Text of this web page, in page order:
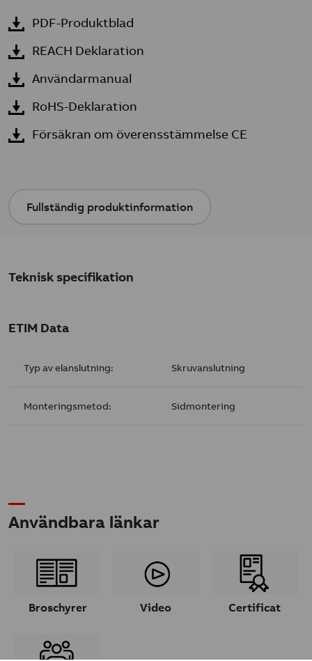
PDF-Produktblad
REACH Deklaration
Användarmanual
RoHS-Deklaration
Försäkran om överensstämmelse CE
Fullständig produktinformation
Teknisk specifikation
ETIM Data
Typ av elanslutning: Skruvanslutning
Monteringsmetod: Sidmontering
Användbara länkar
Broschyrer Video Certificat